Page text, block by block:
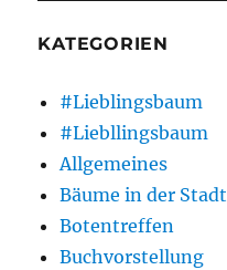
KATEGORIEN
#Lieblingsbaum
#Liebllingsbaum
Allgemeines
Bäume in der Stadt
Botentreffen
Buchvorstellung